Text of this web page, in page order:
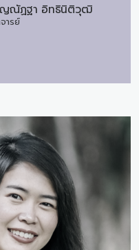
ณัฏฐา อิทธินิติวุฒิ
ารย์